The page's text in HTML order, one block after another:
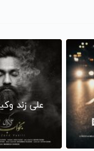
علی زند